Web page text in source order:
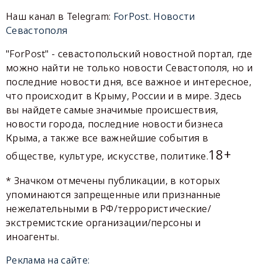
Наш канал в Telegram: ForPost. Новости
Севастополя
"ForPost" - севастопольский новостной портал, где
можно найти не только новости Севастополя, но и
последние новости дня, все важное и интересное,
что происходит в Крыму, России и в мире. Здесь
вы найдете самые значимые происшествия,
новости города, последние новости бизнеса
Крыма, а также все важнейшие события в
обществе, культуре, искусстве, политике.18+
* Значком отмечены публикации, в которых
упоминаются запрещенные или признанные
нежелательными в РФ/террористические/
экстремистские организации/персоны и
иноагенты.
Реклама на сайте: